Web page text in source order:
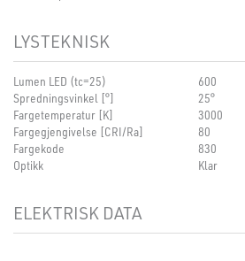
LYSTEKNISK
Lumen LED (tc=25)
600
Spredningsvinkel [°]
25°
Fargetemperatur [K]
3000
Fargegjengivelse [CRI/Ra]
80
Fargekode
830
Optikk
Klar
ELEKTRISK DATA